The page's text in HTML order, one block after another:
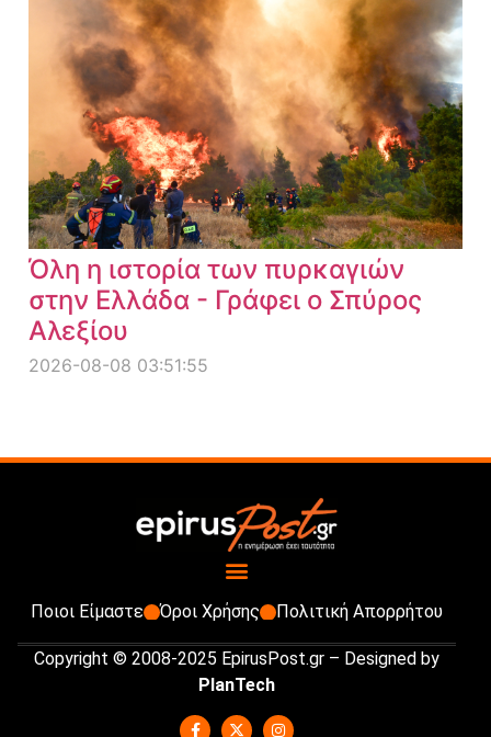
Όλη η ιστορία των πυρκαγιών
στην Ελλάδα - Γράφει ο Σπύρος
Αλεξίου
2026-08-08 03:51:55
Ποιοι Είμαστε Όροι Χρήσης Πολιτική Απορρήτου
Copyright © 2008-2025 EpirusPost.gr – Designed by
PlanTech